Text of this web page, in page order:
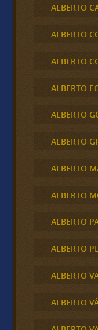
ALBERTO
ALBERTO
ALBERTO
ALBERTO
ALBERTO
ALBERTO
ALBERTO
ALBERTO
ALBERTO
ALBERTO
ALBERTO
ALBERTO